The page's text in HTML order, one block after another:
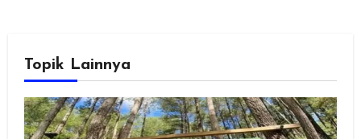
Topik Lainnya